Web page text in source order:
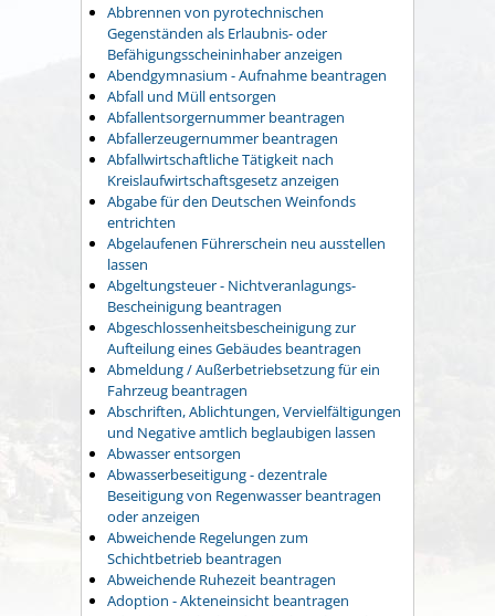
Abbrennen von pyrotechnischen
Gegenständen als Erlaubnis- oder
Befähigungsscheininhaber anzeigen
Abendgymnasium - Aufnahme beantragen
Abfall und Müll entsorgen
Abfallentsorgernummer beantragen
Abfallerzeugernummer beantragen
Abfallwirtschaftliche Tätigkeit nach
Kreislaufwirtschaftsgesetz anzeigen
Abgabe für den Deutschen Weinfonds
entrichten
Abgelaufenen Führerschein neu ausstellen
lassen
Abgeltungsteuer - Nichtveranlagungs-
Bescheinigung beantragen
Abgeschlossenheitsbescheinigung zur
Aufteilung eines Gebäudes beantragen
Abmeldung / Außerbetriebsetzung für ein
Fahrzeug beantragen
Abschriften, Ablichtungen, Vervielfältigungen
und Negative amtlich beglaubigen lassen
Abwasser entsorgen
Abwasserbeseitigung - dezentrale
Beseitigung von Regenwasser beantragen
oder anzeigen
Abweichende Regelungen zum
Schichtbetrieb beantragen
Abweichende Ruhezeit beantragen
Adoption - Akteneinsicht beantragen